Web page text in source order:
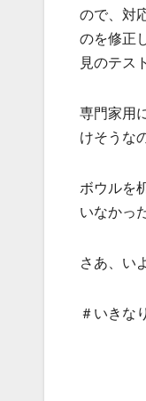
ので、対
のを修正
見のテス
専門家用
けそうな
ボウルを
いなかっ
さあ、い
＃いきな